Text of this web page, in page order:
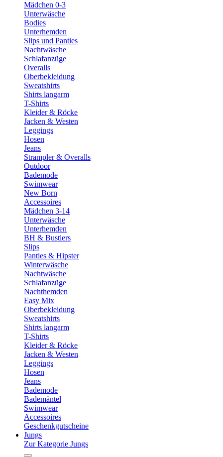
Mädchen 0-3
Unterwäsche
Bodies
Unterhemden
Slips und Panties
Nachtwäsche
Schlafanzüge
Overalls
Oberbekleidung
Sweatshirts
Shirts langarm
T-Shirts
Kleider & Röcke
Jacken & Westen
Leggings
Hosen
Jeans
Strampler & Overalls
Outdoor
Bademode
Swimwear
New Born
Accessoires
Mädchen 3-14
Unterwäsche
Unterhemden
BH & Bustiers
Slips
Panties & Hipster
Winterwäsche
Nachtwäsche
Schlafanzüge
Nachthemden
Easy Mix
Oberbekleidung
Sweatshirts
Shirts langarm
T-Shirts
Kleider & Röcke
Jacken & Westen
Leggings
Hosen
Jeans
Bademode
Bademäntel
Swimwear
Accessoires
Geschenkgutscheine
Jungs
Zur Kategorie Jungs